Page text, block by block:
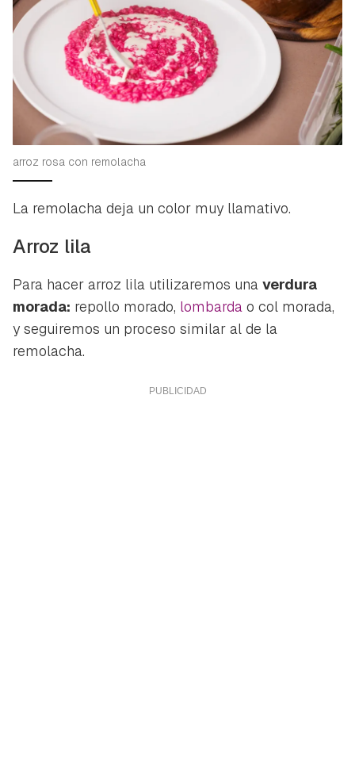
arroz rosa con remolacha
La remolacha deja un color muy llamativo.
Arroz lila
Para hacer arroz lila utilizaremos una verdura
morada: repollo morado, lombarda o col morada,
y seguiremos un proceso similar al de la
remolacha.